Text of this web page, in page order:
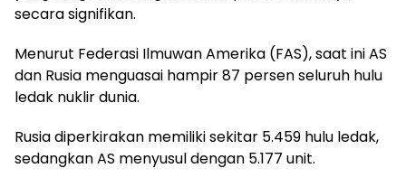
secara signifikan.
Menurut Federasi Ilmuwan Amerika (FAS), saat ini AS
dan Rusia menguasai hampir 87 persen seluruh hulu
ledak nuklir dunia.
Rusia diperkirakan memiliki sekitar 5.459 hulu ledak,
sedangkan AS menyusul dengan 5.177 unit.